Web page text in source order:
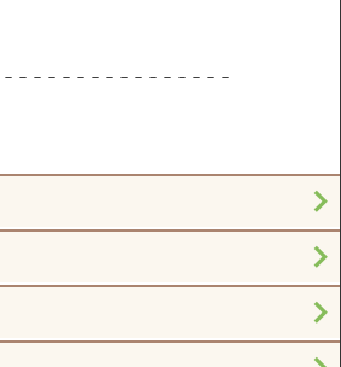
－－－－－－－－－－－－－－－